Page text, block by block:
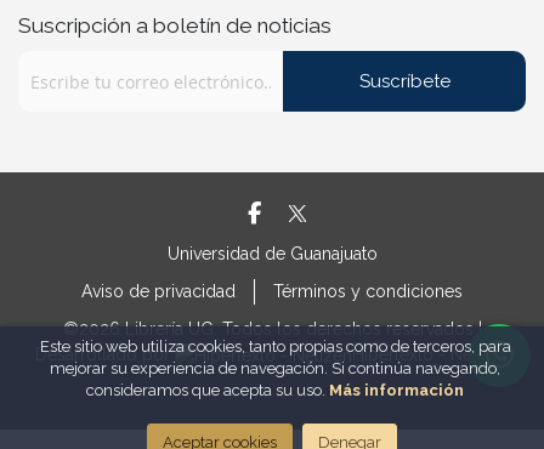
Suscripción a boletín de noticias
Suscríbete
Universidad de Guanajuato
Aviso de privacidad
Términos y condiciones
©2026 Librería UG. Todos los derechos reservados |
Desarrollado por
Hipertexto - Netizen
Este sitio web utiliza cookies, tanto propias como de terceros, para
mejorar su experiencia de navegación. Si continúa navegando,
consideramos que acepta su uso. Más información
Aceptar cookies Denegar